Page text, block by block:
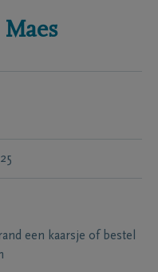
Maes
een kaarsje of bestel